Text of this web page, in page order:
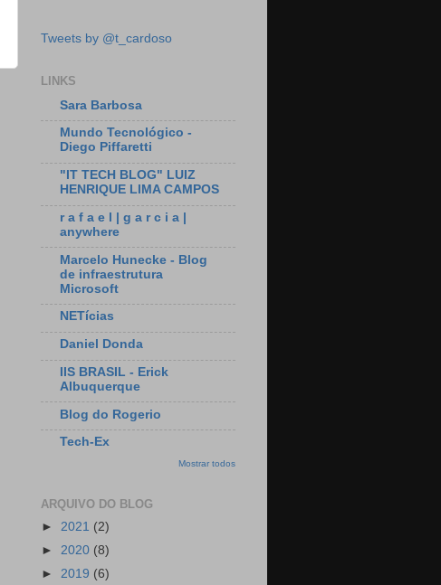
Tweets by @t_cardoso
LINKS
Sara Barbosa
Mundo Tecnológico -
Diego Piffaretti
"IT TECH BLOG" LUIZ
HENRIQUE LIMA CAMPOS
r a f a e l | g a r c i a |
anywhere
Marcelo Hunecke - Blog
de infraestrutura
Microsoft
NETícias
Daniel Donda
IIS BRASIL - Erick
Albuquerque
Blog do Rogerio
Tech-Ex
Mostrar todos
ARQUIVO DO BLOG
► 2021 (2)
► 2020 (8)
► 2019 (6)